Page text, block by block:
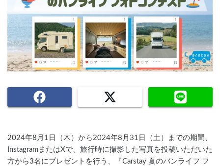
2024年8月1日（木）から2024年8月31日（土）までの期間、
InstagramまたはXで、旅行時に撮影した写真を投稿いただいた
方から3名にプレゼントを行う、『Carstay 夏のバンライフ フ